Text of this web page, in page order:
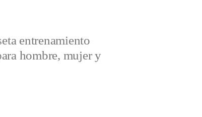
entrenamiento
hombre, mujer y